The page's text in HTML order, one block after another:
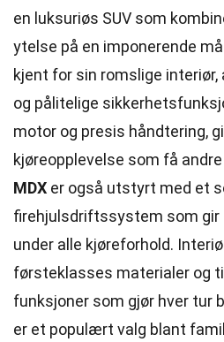
en luksuriøs SUV som
ytelse på en imponerende
kjent for sin romslige
og pålitelige
motor og presis håndtering,
kjøreopplevelse som få
MDX er også utstyrt med et
firehjulsdriftssystem som
under alle kjøreforhold.
førsteklasses materialer og
funksjoner som gjør hver tur
er et populært valg blant